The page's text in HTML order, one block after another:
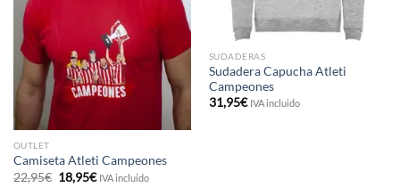
OUTLET
Camiseta Atleti Campeones
22,95€ El
precio
18,95€ElIVA incluido
SUDADERAS
Sudadera Capucha Atleti
Campeones
31,95€ IVA incluido